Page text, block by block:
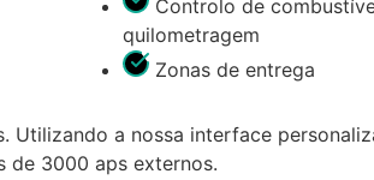
Controlo de
quilometragem
Zonas de entrega
Utilizando a nossa interface
de 3000 aps externos.